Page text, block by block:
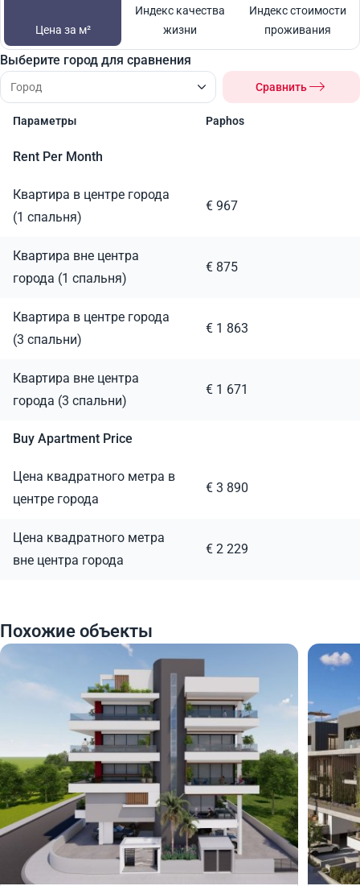
Цена за м²
Индекс качества
жизни
Индекс стоимости
проживания
Выберите город для сравнения
Сравнить
Параметры Paphos
Rent Per Month
Квартира в центре города
(1 спальня)
€ 967
Квартира вне центра
города (1 спальня)
€ 875
Квартира в центре города
(3 спальни)
€ 1 863
Квартира вне центра
города (3 спальни)
€ 1 671
Buy Apartment Price
Цена квадратного метра в
центре города
€ 3 890
Цена квадратного метра
вне центра города
€ 2 229
Похожие объекты
490 000
Квартира
€490